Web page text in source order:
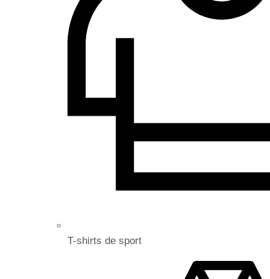
T-shirts de sport